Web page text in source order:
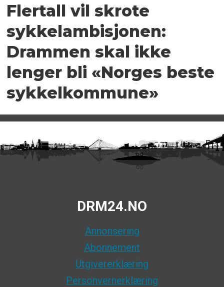
Flertall vil skrote
sykkelambisjonen:
Drammen skal ikke
lenger bli «Norges beste
sykkelkommune»
DRM24.NO
Annonsering
Abonnement
Utgivererklæring
Personvernerklæring